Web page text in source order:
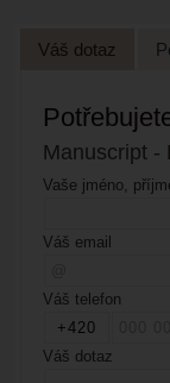
Váš dotaz
Manuscript -
Vaše jméno,
Váš email
Váš telefon
Váš dotaz